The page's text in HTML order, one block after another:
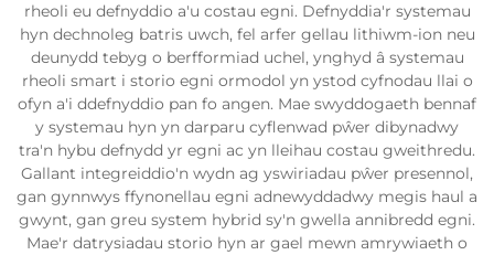
rheoli eu defnyddio a'u costau egni. Defnyddia'r systemau
hyn dechnoleg batris uwch, fel arfer gellau lithiwm-ion neu
deunydd tebyg o berfformiad uchel, ynghyd â systemau
rheoli smart i storio egni ormodol yn ystod cyfnodau llai o
ofyn a'i ddefnyddio pan fo angen. Mae swyddogaeth bennaf
y systemau hyn yn darparu cyflenwad pŵer dibynadwy
tra'n hybu defnydd yr egni ac yn lleihau costau gweithredu.
Gallant integreiddio'n wydn ag yswiriadau pŵer presennol,
gan gynnwys ffynonellau egni adnewyddadwy megis haul a
gwynt, gan greu system hybrid sy'n gwella annibredd egni.
Mae'r datrysiadau storio hyn ar gael mewn amrywiaeth o